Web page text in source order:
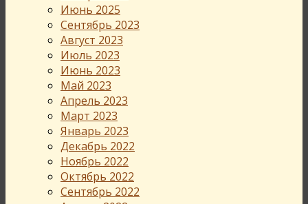
Июнь 2025
Сентябрь 2023
Август 2023
Июль 2023
Июнь 2023
Май 2023
Апрель 2023
Март 2023
Январь 2023
Декабрь 2022
Ноябрь 2022
Октябрь 2022
Сентябрь 2022